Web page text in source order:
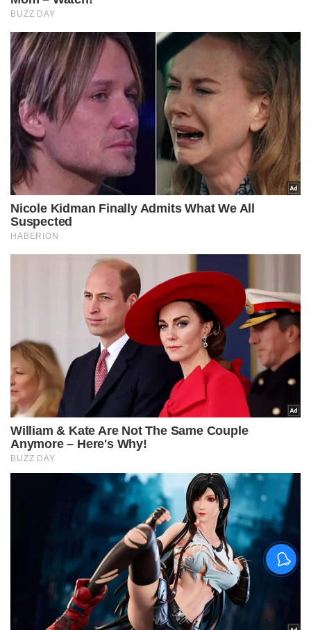
चिराग पासवान और पीएम मोदी ने छठ
पूजा के समापन पर देशवासियों को दी
शुभकामनाएं, छठी मैया से देश की
समृद्धि की कामना की